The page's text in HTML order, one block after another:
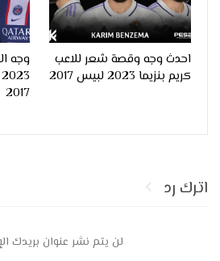
احدث وجه وقصة شعر للاعب
كريم بنزيما 2023 لبيس 2017
وجه
2017
اترك رد
لن يتم نشر عنوان بريدك